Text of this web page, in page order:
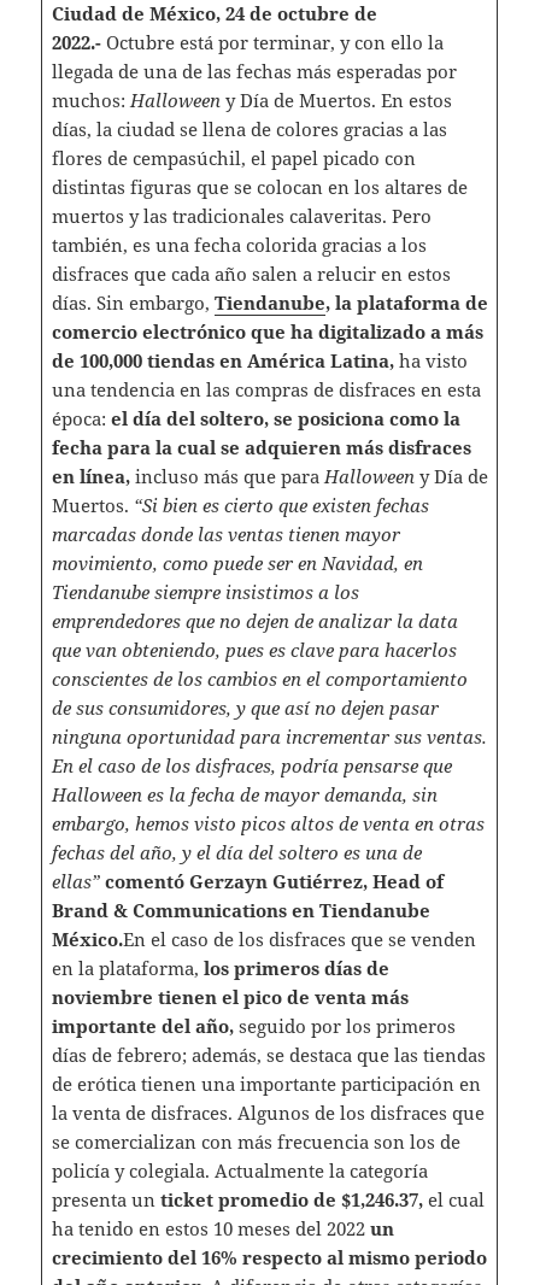
Ciudad de México, 24 de octubre de
2022.-Octubre está por terminar, y con ello la
llegada de una de las fechas más esperadas por
muchos:Halloweeny Día de Muertos. En estos
días, la ciudad se llena de colores gracias a las
flores de cempasúchil, el papel picado con
distintas figuras que se colocan en los altares de
muertos y las tradicionales calaveritas. Pero
también, es una fecha colorida gracias a los
disfraces que cada año salen a relucir en estos
días. Sin embargo, Tiendanube, la plataforma de
comercio electrónico que ha digitalizado a más
de 100,000 tiendas en América Latina,ha visto
una tendencia en las compras de disfraces en esta
época: el día del soltero, se posiciona como la
fecha para la cual se adquieren más disfraces
en línea,incluso más que paraHalloweeny Día de
Muertos. “Si bien es cierto que existen fechas
marcadas donde las ventas tienen mayor
movimiento, como puede ser en Navidad, en
Tiendanube siempre insistimos a los
emprendedores que no dejen de analizar la data
que van obteniendo, pues es clave para hacerlos
conscientes de los cambios en el comportamiento
de sus consumidores, y que así no dejen pasar
ninguna oportunidad para incrementar sus ventas.
En el caso de los disfraces, podría pensarse que
Halloween es la fecha de mayor demanda, sin
embargo, hemos visto picos altos de venta en otras
fechas del año, y el día del soltero es una de
ellas” comentó Gerzayn Gutiérrez, Head of
Brand & Communications en Tiendanube
México.En el caso de los disfraces que se venden
en la plataforma, los primeros días de
noviembre tienen el pico de venta más
importante del año,seguido por los primeros
días de febrero; además, se destaca que las tiendas
de erótica tienen una importante participación en
la venta de disfraces. Algunos de los disfraces que
se comercializan con más frecuencia son los de
policía y colegiala. Actualmente la categoría
presenta un ticket promedio de $1,246.37,el cual
ha tenido en estos 10 meses del 2022 un
crecimiento del 16% respecto al mismo periodo